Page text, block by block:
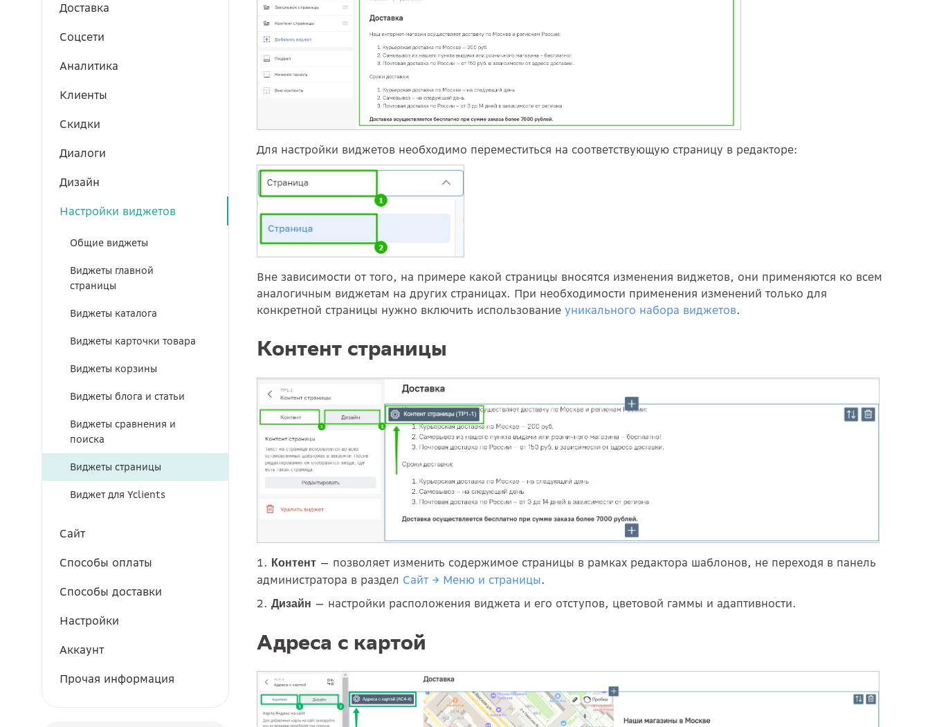
Доставка
Соцсети
Аналитика
Клиенты
Скидки
Диалоги
Дизайн
Настройки виджетов
Общие виджеты
Виджеты главной
страницы
Виджеты каталога
Виджеты карточки товара
Виджеты корзины
Виджеты блога и статьи
Виджеты сравнения и
поиска
Виджеты страницы
Виджет для Yclients
Сайт
Способы оплаты
Способы доставки
Настройки
Аккаунт
Прочая информация
Для настройки виджетов необходимо переместиться на соответствующую страницу в редакторе:
Вне зависимости от того, на примере какой страницы вносятся изменения виджетов, они применяются ко всем
аналогичным виджетам на других страницах. При необходимости применения изменений только для
конкретной страницы нужно включить использование уникального набора виджетов.
Контент страницы
1. Контент — позволяет изменить содержимое страницы в рамках редактора шаблонов, не переходя в панель
администратора в раздел Сайт → Меню и страницы.
2. Дизайн — настройки расположения виджета и его отступов, цветовой гаммы и адаптивности.
Адреса с картой